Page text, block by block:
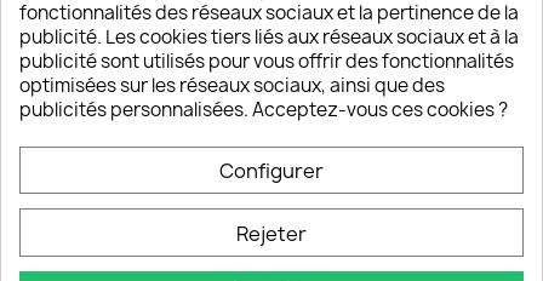
Notre SAV est disponible 6/7J de 10h à 18H
INFORMATIONS 
VOTRE COMPTE 
fonctionnalités des réseaux sociaux et la pertinence de la
publicité. Les cookies tiers liés aux réseaux sociaux et à la
publicité sont utilisés pour vous offrir des fonctionnalités
optimisées sur les réseaux sociaux, ainsi que des
publicités personnalisées. Acceptez-vous ces cookies ?
Configurer
Rejeter